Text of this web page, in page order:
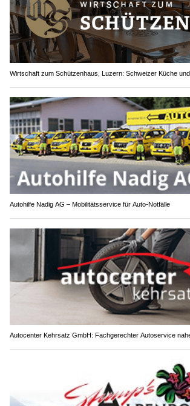
Wirtschaft zum Schützenhaus, Luzern: Schweizer Küche
Autohilfe Nadig AG – Mobilitätsservice für Auto‑Notfälle
Autocenter Kehrsatz GmbH: Fachgerechter Autoservice